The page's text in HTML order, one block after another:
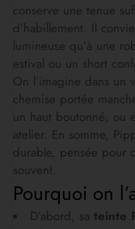
conserve une tenue
d’habillement. Il
lumineuse qu’à une
estival ou un short
On l’imagine dans un
chemise portée
un haut boutonné, ou
atelier. En somme,
durable, pensée pour
souvent.
Pourquoi on
D’abord, sa teinte